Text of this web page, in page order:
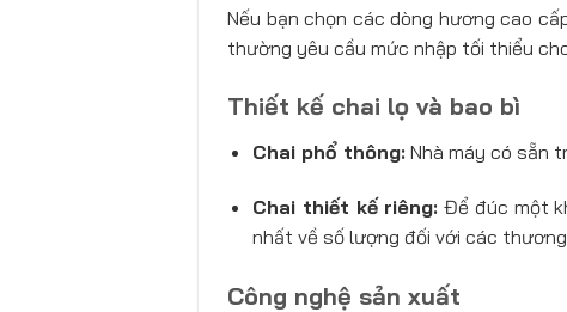
Nếu bạn chọn các dòng hương cao
thường yêu cầu mức nhập tối thiểu
Thiết kế chai lọ và bao bì
Chai phổ thông:Nhà máy có sẵn
Chai thiết kế riêng: Để đúc một
nhất về số lượng đối với các thương
Công nghệ sản xuất